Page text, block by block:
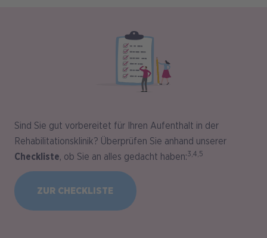
Sind Sie gut vorbereitet für Ihren Aufenthalt in der
Rehabilitationsklinik? Überprüfen Sie anhand unserer
Checkliste, ob Sie an alles gedacht haben:3,4,5
ZUR CHECKLISTE